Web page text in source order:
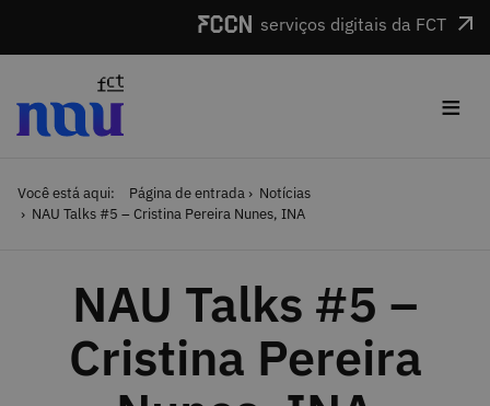
serviços digitais da FCT
≡
Você está aqui: Página de entrada
Notícias
NAU Talks #5 – Cristina Pereira Nunes, INA
NAU Talks #5 –
Cristina Pereira